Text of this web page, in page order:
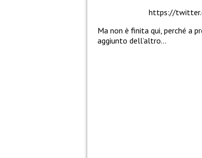
https://
Ma non è finita qui, perché a
aggiunto dell’altro…